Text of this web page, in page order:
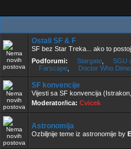
Ostali SF & F
SF bez Star Treka... ako to
Podforumi:
Stargate SGU
Farscape
Doctor Who
SF konvencije
Vijesti sa SF konvencija
Moderator/ica: Cvicek
Astronomija
Ozbiljnije teme iz astronomije by